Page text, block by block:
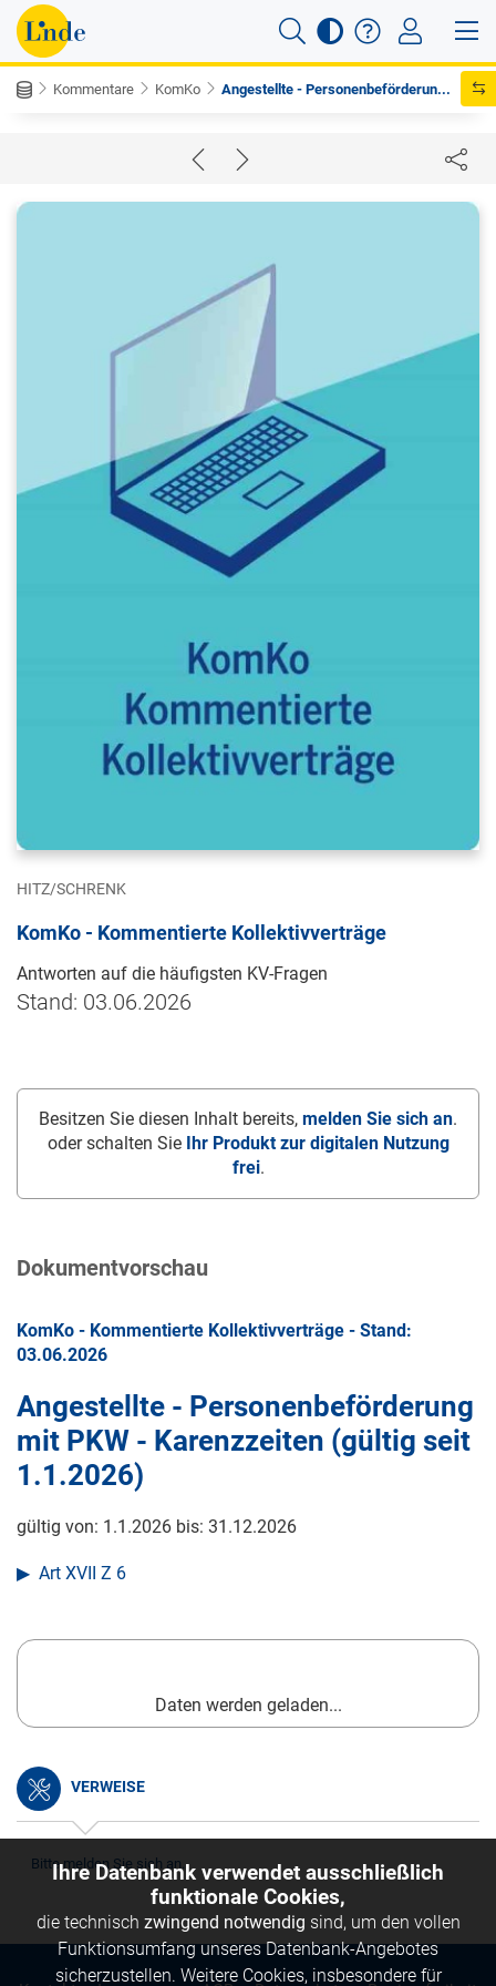
Kommentare KomKo Angestellte - Personenbeförderun...
HITZ/SCHRENK
KomKo - Kommentierte Kollektivverträge
Antworten auf die häufigsten KV-Fragen
Stand: 03.06.2026
Besitzen Sie diesen Inhalt bereits, melden Sie sich an.
oder schalten Sie
Ihr Produkt zur digitalen Nutzung
frei.
Dokumentvorschau
KomKo - Kommentierte Kollektivverträge - Stand:
03.06.2026
Angestellte - Personenbeförderung
mit PKW - Karenzzeiten (gültig seit
1.1.2026)
gültig von: 1.1.2026 bis: 31.12.2026
Art XVII Z 6
Daten werden geladen...
VERWEISE
Bitte melden Sie sich an.
Ihre Datenbank verwendet ausschließlich
funktionale Cookies,
die technisch zwingend notwendig sind, um den vollen
Funktionsumfang unseres Datenbank-Angebotes
sicherzustellen. Weitere Cookies, insbesondere für